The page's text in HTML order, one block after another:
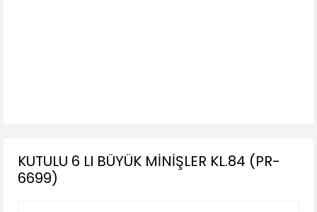
KUTULU 6 LI BÜYÜK MİNİŞLER KL.84 (PR-
6699)